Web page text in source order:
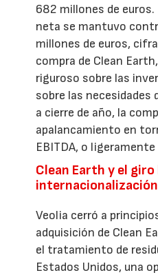
682 millones de euros.
neta se mantuvo
millones de euros,
compra de Clean
riguroso sobre las
sobre las necesidades
a cierre de año, la
apalancamiento en
EBITDA, o
Clean Earth y el giro
internacionalización
Veolia cerró a
adquisición de Clean
el tratamiento de
Estados Unidos, una